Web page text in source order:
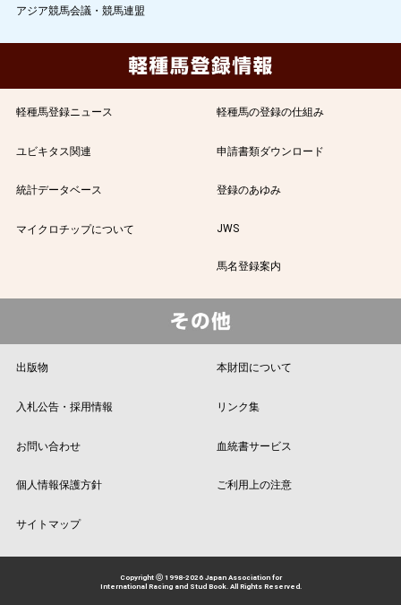
アジア競馬会議・競馬連盟
軽種馬登録ニュース 軽種馬の登録の仕組み
ユビキタス関連 申請書類ダウンロード
統計データベース 登録のあゆみ
マイクロチップについて JWS
馬名登録案内
出版物 本財団について
入札公告・採用情報 リンク集
お問い合わせ 血統書サービス
個人情報保護方針 ご利用上の注意
サイトマップ
Copyright ⓒ 1998-2026 Japan Association for
International Racing and Stud Book. All Rights Reserved.